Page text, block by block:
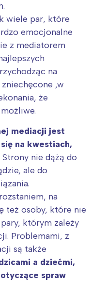
wiele par, które
emocjonalne
z mediatorem
na
,w
że
mediacji jest
na kwestiach,
Strony nie dążą do
ale do
na
też osoby, które nie
którym zależy
Problemami, z
są także
a dziećmi,
spraw